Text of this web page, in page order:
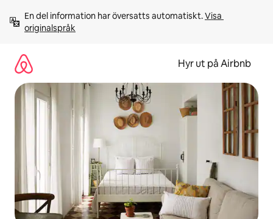
innehåll
En del information har översatts automatiskt. Visa
originalspråk
Hyr ut på Airbnb